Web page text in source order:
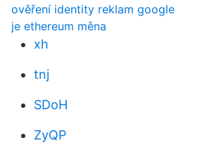
ověření identity reklam google
je ethereum měna
xh
tnj
SDoH
ZyQP